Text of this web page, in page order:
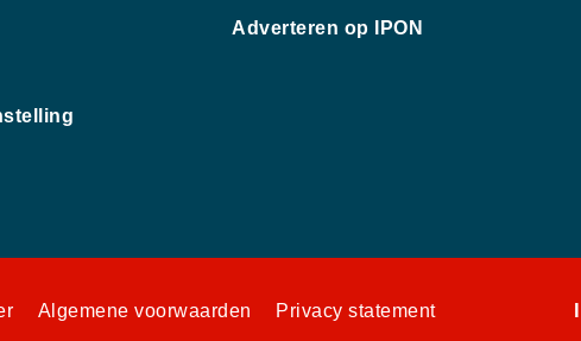
Adverteren op IPON
Algemene voorwaarden Privacy statement